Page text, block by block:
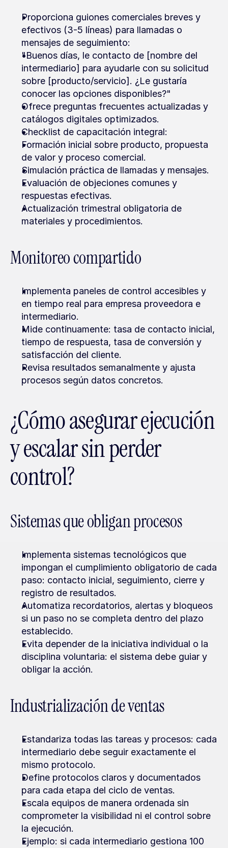
Proporciona guiones comerciales breves y
efectivos (3-5 líneas) para llamadas o
mensajes de seguimiento:
"Buenos días, le contacto de [nombre del
intermediario] para ayudarle con su solicitud
sobre [producto/servicio]. ¿Le gustaría
conocer las opciones disponibles?"
Ofrece preguntas frecuentes actualizadas y
catálogos digitales optimizados.
Checklist de capacitación integral:
Formación inicial sobre producto, propuesta
de valor y proceso comercial.
Simulación práctica de llamadas y mensajes.
Evaluación de objeciones comunes y
respuestas efectivas.
Actualización trimestral obligatoria de
materiales y procedimientos.
Monitoreo compartido
Implementa paneles de control accesibles y
en tiempo real para empresa proveedora e
intermediario.
Mide continuamente: tasa de contacto inicial,
tiempo de respuesta, tasa de conversión y
satisfacción del cliente.
Revisa resultados semanalmente y ajusta
procesos según datos concretos.
¿Cómo asegurar ejecución
y escalar sin perder
control?
Sistemas que obligan procesos
Implementa sistemas tecnológicos que
impongan el cumplimiento obligatorio de cada
paso: contacto inicial, seguimiento, cierre y
registro de resultados.
Automatiza recordatorios, alertas y bloqueos
si un paso no se completa dentro del plazo
establecido.
Evita depender de la iniciativa individual o la
disciplina voluntaria: el sistema debe guiar y
obligar la acción.
Industrialización de ventas
Estandariza todas las tareas y procesos: cada
intermediario debe seguir exactamente el
mismo protocolo.
Define protocolos claros y documentados
para cada etapa del ciclo de ventas.
Escala equipos de manera ordenada sin
comprometer la visibilidad ni el control sobre
la ejecución.
Ejemplo: si cada intermediario gestiona 100